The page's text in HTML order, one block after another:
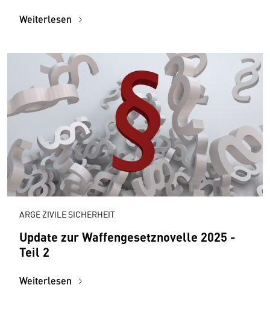
Weiterlesen
ARGE ZIVILE SICHERHEIT
Update zur Waffengesetznovelle 2025 -
Teil 2
Weiterlesen